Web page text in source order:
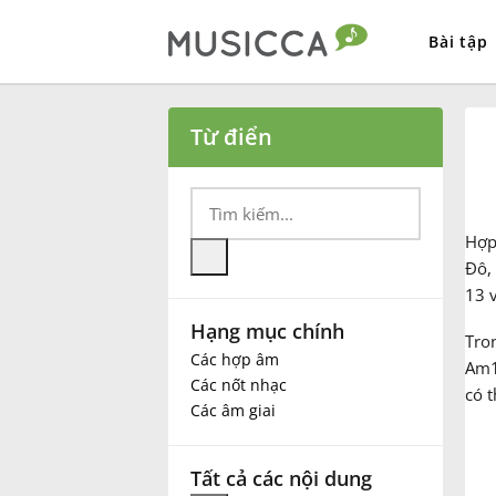
Bài tập
Български
Deutsch
English
Español
Từ điển
Hạng mục chính
Các hợp âm
Các nốt nhạc
Các âm giai
Tất cả các nội dung
Đô,
13
có